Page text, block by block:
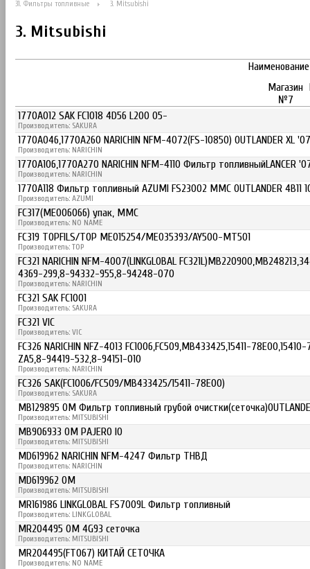
31. Фильтры топливные 3. Mitsubishi
3. Mitsubishi
Наименование
Магазин
№7
1770A012 SAK FC1018 4D56 L200 05-
Производитель: SAKURA
1770A046,1770A260 NARICHIN NFM-4072(FS-10850) OUTLANDER XL
Производитель: NARICHIN
1770A106,1770A270 NARICHIN NFM-4110 Фильтр топливныйLANCER
Производитель: NARICHIN
1770A118 Фильтр топливный AZUMI FS23002 MMC OUTLANDER 4B11
Производитель: AZUMI
FC317(ME006066) упак, MMC
Производитель: NO NAME
FC319 TOPFILS/TOP ME015254/ME035393/AY500-MT501
Производитель: TOP
FC321 NARICHIN NFM-4007(LINKGLOBAL
4369-299,8-94332-955,8-94248-070
Производитель: NARICHIN
FC321 SAK FC1001
Производитель: SAKURA
FC321 VIC
Производитель: VIC
FC326 NARICHIN NFZ-4013 FC1006,FC509,MB433425,15411-
ZA5,8-94419-532,8-94151-010
Производитель: NARICHIN
FC326 SAK(FC1006/FC509/MB433425/15411-78E00)
Производитель: SAKURA
MB129895 OM Фильтр топливный грубой
Производитель: MITSUBISHI
MB906933 OM PAJERO IO
Производитель: MITSUBISHI
MD619962 NARICHIN NFM-4247 Фильтр ТНВД
Производитель: NARICHIN
MD619962 OM
Производитель: MITSUBISHI
MR161986 LINKGLOBAL FS7009L Фильтр топливный
Производитель: LINKGLOBAL
MR204495 OM 4G93 сеточка
Производитель: MITSUBISHI
MR204495(FT067) КИТАЙ СЕТОЧКА
Производитель: NO NAME